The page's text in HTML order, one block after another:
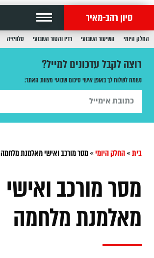
סיון רהב-מאיר
החלק היומי השיעור השבועי רדיו והטור השבועי טלוויזיה
רוצה לקבל עדכונים למייל?
נשמח לשלוח לך באופן אישי סיכום שבועי מצוות האתר:
בית»החלק היומי»מסר מורכב ואישי מאלמנת מלחמה
מסר מורכב ואישי
מאלמנת מלחמה